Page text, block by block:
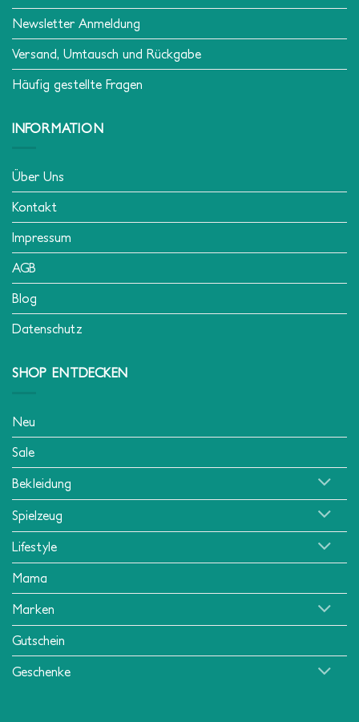
Newsletter Anmeldung
Versand, Umtausch und Rückgabe
Häufig gestellte Fragen
INFORMATION
Über Uns
Kontakt
Impressum
AGB
Blog
Datenschutz
SHOP ENTDECKEN
Neu
Sale
Bekleidung
Spielzeug
Lifestyle
Mama
Marken
Gutschein
Geschenke